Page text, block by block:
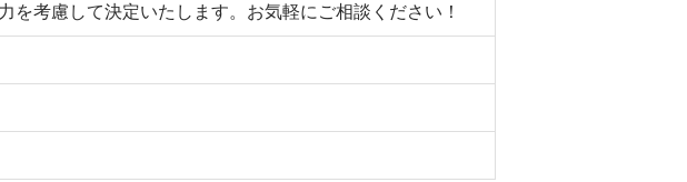
考慮して決定いたします。お気軽にご相談ください！